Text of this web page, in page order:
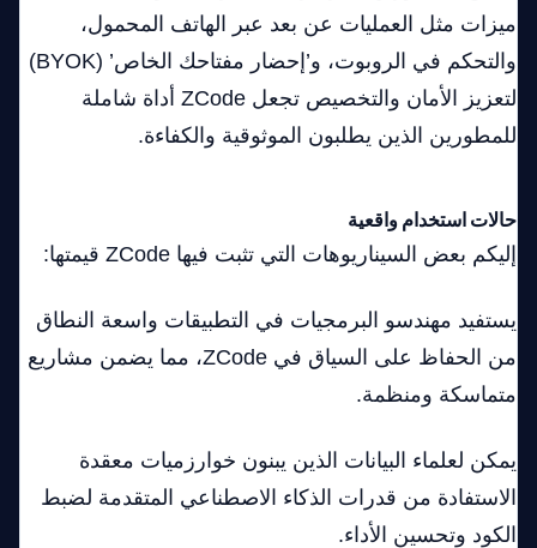
ميزات مثل العمليات عن بعد عبر الهاتف المحمول،
والتحكم في الروبوت، و’إحضار مفتاحك الخاص’ (BYOK)
لتعزيز الأمان والتخصيص تجعل ZCode أداة شاملة
للمطورين الذين يطلبون الموثوقية والكفاءة.
حالات استخدام واقعية
إليكم بعض السيناريوهات التي تثبت فيها ZCode قيمتها:
يستفيد مهندسو البرمجيات في التطبيقات واسعة النطاق
من الحفاظ على السياق في ZCode، مما يضمن مشاريع
متماسكة ومنظمة.
يمكن لعلماء البيانات الذين يبنون خوارزميات معقدة
الاستفادة من قدرات الذكاء الاصطناعي المتقدمة لضبط
الكود وتحسين الأداء.